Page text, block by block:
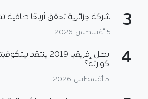
3 شركة جزائرية تحقق أرباحًا صافية
5 أغسطس 2026
4
بطل إفريقيا 2019
كوارثه؟
5 أغسطس 2026